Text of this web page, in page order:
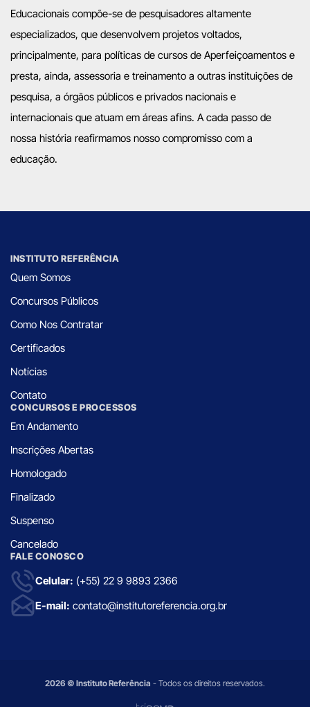
Educacionais compõe-se de pesquisadores altamente
especializados, que desenvolvem projetos voltados,
principalmente, para políticas de cursos de Aperfeiçoamentos e
presta, ainda, assessoria e treinamento a outras instituições de
pesquisa, a órgãos públicos e privados nacionais e
internacionais que atuam em áreas afins. A cada passo de
nossa história reafirmamos nosso compromisso com a
educação.
INSTITUTO REFERÊNCIA
Quem Somos
Concursos Públicos
Como Nos Contratar
Certificados
Notícias
Contato
CONCURSOS E PROCESSOS
Em Andamento
Inscrições Abertas
Homologado
Finalizado
Suspenso
Cancelado
FALE CONOSCO
Celular: (+55) 22 9 9893 2366
E-mail: contato@institutoreferencia.org.br
2026 © Instituto Referência - Todos os direitos reservados.